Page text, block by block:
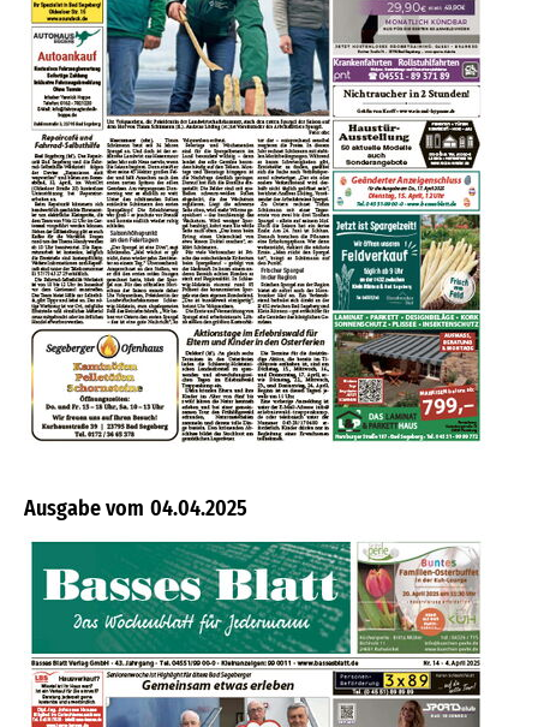
04.04.2025